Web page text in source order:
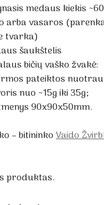
medaus kiekis
arba vasaros
tvarka)
šaukštelis
bičių vaško žvakė:
pateiktos
nuo ~15g iki 35g;
90x90x50mm.
– bitininkoVaido
produktas.